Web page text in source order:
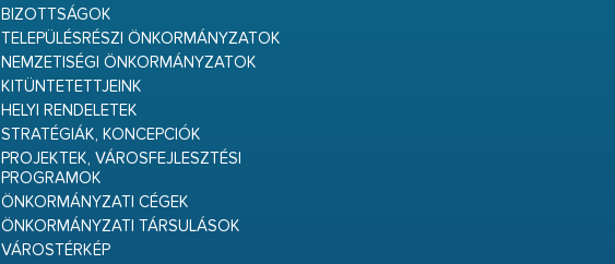
BIZOTTSÁGOK
TELEPÜLÉSRÉSZI ÖNKORMÁNYZATOK
NEMZETISÉGI ÖNKORMÁNYZATOK
KITÜNTETETTJEINK
HELYI RENDELETEK
STRATÉGIÁK, KONCEPCIÓK
PROJEKTEK, VÁROSFEJLESZTÉSI
PROGRAMOK
ÖNKORMÁNYZATI CÉGEK
ÖNKORMÁNYZATI TÁRSULÁSOK
VÁROSTÉRKÉP